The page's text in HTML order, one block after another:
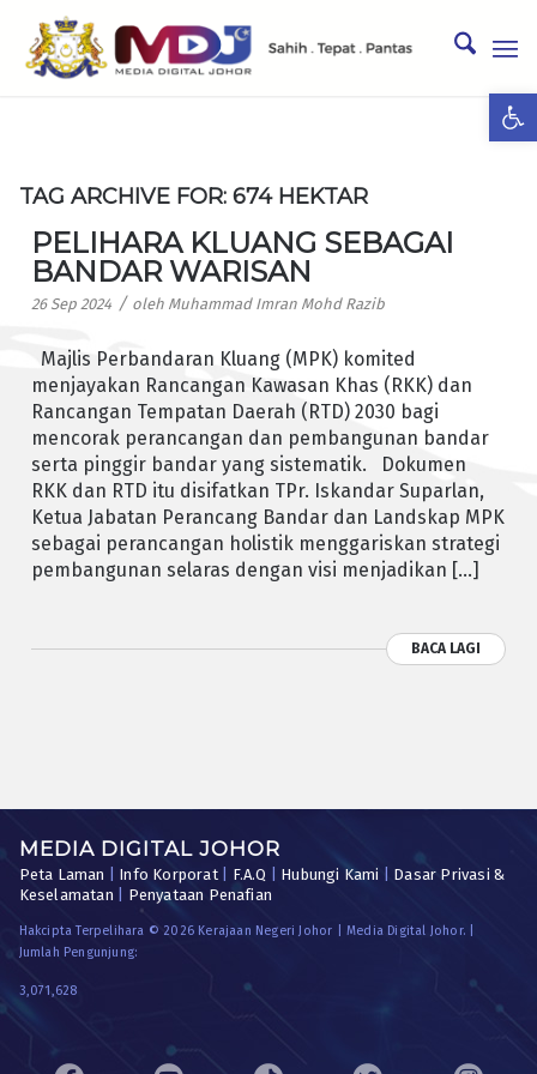
TAG ARCHIVE FOR: 674 HEKTAR
PELIHARA KLUANG SEBAGAI
BANDAR WARISAN
26 Sep 2024 / oleh Muhammad Imran Mohd Razib
Majlis Perbandaran Kluang (MPK) komited
menjayakan Rancangan Kawasan Khas (RKK) dan
Rancangan Tempatan Daerah (RTD) 2030 bagi
mencorak perancangan dan pembangunan bandar
serta pinggir bandar yang sistematik. Dokumen
RKK dan RTD itu disifatkan TPr. Iskandar Suparlan,
Ketua Jabatan Perancang Bandar dan Landskap MPK
sebagai perancangan holistik menggariskan strategi
pembangunan selaras dengan visi menjadikan […]
BACA LAGI
MEDIA DIGITAL JOHOR
Peta Laman Info Korporat| F.A.Q Hubungi Kami
Dasar Privasi &
Keselamatan
Penyataan Penafian
Hakcipta Terpelihara © 2026 Kerajaan Negeri Johor | Media Digital Johor. |
Jumlah Pengunjung:
3,071,628